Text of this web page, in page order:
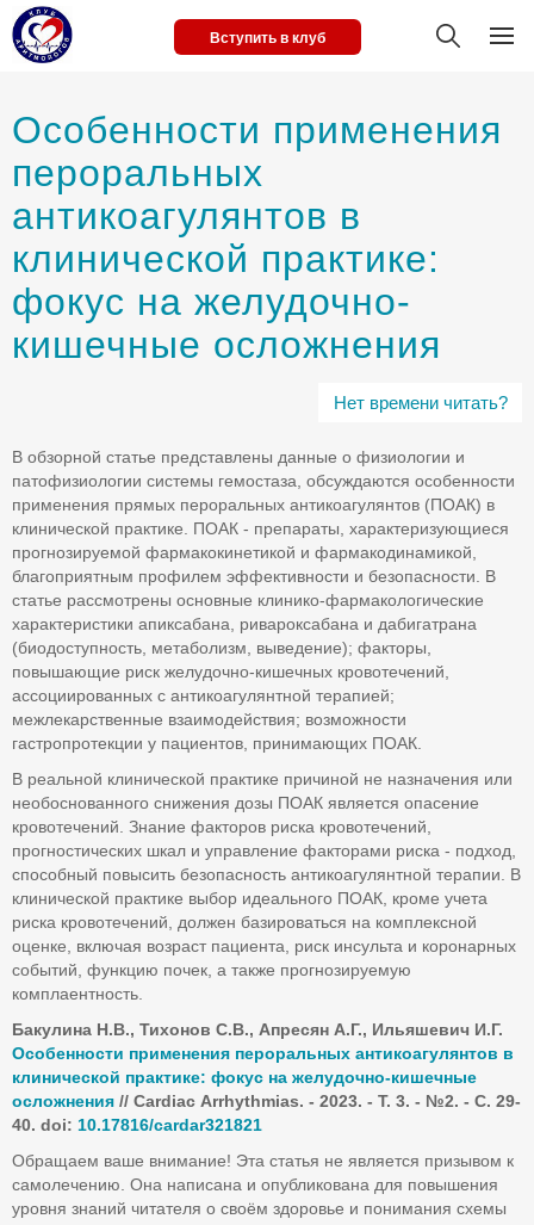
Вступить в клуб
Особенности применения
пероральных
антикоагулянтов в
клинической практике:
фокус на желудочно-
кишечные осложнения
Нет времени читать?
В обзорной статье представлены данные о физиологии и
патофизиологии системы гемостаза, обсуждаются особенности
применения прямых пероральных антикоагулянтов (ПОАК) в
клинической практике. ПОАК - препараты, характеризующиеся
прогнозируемой фармакокинетикой и фармакодинамикой,
благоприятным профилем эффективности и безопасности. В
статье рассмотрены основные клинико-фармакологические
характеристики апиксабана, ривароксабана и дабигатрана
(биодоступность, метаболизм, выведение); факторы,
повышающие риск желудочно-кишечных кровотечений,
ассоциированных с антикоагулянтной терапией;
межлекарственные взаимодействия; возможности
гастропротекции у пациентов, принимающих ПОАК.
В реальной клинической практике причиной не назначения или
необоснованного снижения дозы ПОАК является опасение
кровотечений. Знание факторов риска кровотечений,
прогностических шкал и управление факторами риска - подход,
способный повысить безопасность антикоагулянтной терапии. В
клинической практике выбор идеального ПОАК, кроме учета
риска кровотечений, должен базироваться на комплексной
оценке, включая возраст пациента, риск инсульта и коронарных
событий, функцию почек, а также прогнозируемую
комплаентность.
Бакулина Н.В., Тихонов С.В., Апресян А.Г., Ильяшевич И.Г.
Особенности применения пероральных антикоагулянтов в
клинической практике: фокус на желудочно-кишечные
осложнения // Cardiac Arrhythmias. - 2023. - Т. 3. - №2. - C. 29-
40. doi: 10.17816/cardar321821
Обращаем ваше внимание! Эта статья не является призывом к
самолечению. Она написана и опубликована для повышения
уровня знаний читателя о своём здоровье и понимания схемы